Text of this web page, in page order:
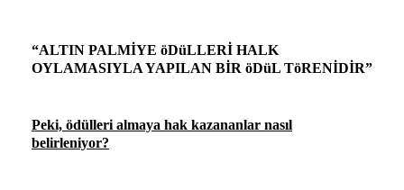
“ALTIN PALMİYE öDüLLERİ HALK
OYLAMASIYLA YAPILAN BİR öDüL TöRENİDİR”
Peki, ödülleri almaya hak kazananlar nasıl
belirleniyor?